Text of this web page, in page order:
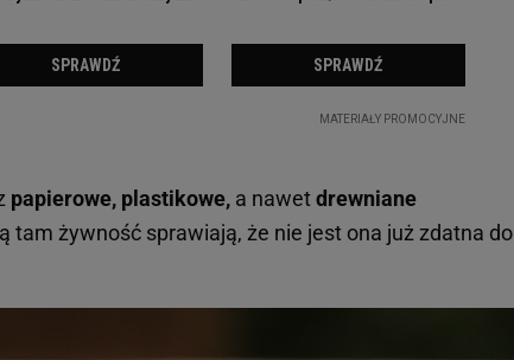
papierowe, plastikowe, a nawetdrewniane
tam żywność sprawiają, że nie jest ona już zdatna do